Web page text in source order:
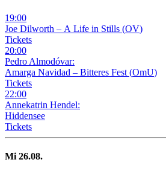
19:00
Joe Dilworth – A Life in Stills (OV)
Tickets
20:00
Pedro Almodóvar:
Amarga Navidad – Bitteres Fest (OmU)
Tickets
22:00
Annekatrin Hendel:
Hiddensee
Tickets
Mi 26.08.